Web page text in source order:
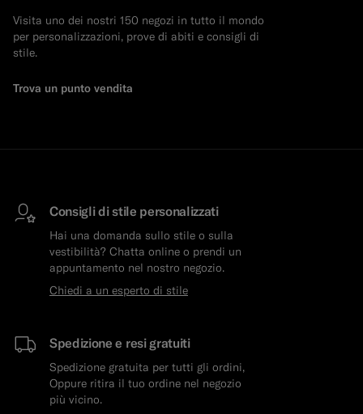
Visita uno dei nostri 150 negozi in tutto il mondo
per personalizzazioni, prove di abiti e consigli di
stile.
Trova un punto vendita
Consigli di stile personalizzati
Hai una domanda sullo stile o sulla
vestibilità? Chatta online o prendi un
appuntamento nel nostro negozio.
Chiedi a un esperto di stile
Spedizione e resi gratuiti
Spedizione gratuita per tutti gli ordini,
Oppure ritira il tuo ordine nel negozio
più vicino.